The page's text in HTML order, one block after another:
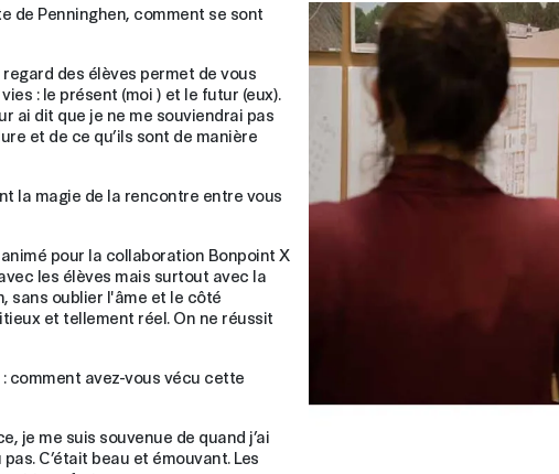
de Penninghen, comment se sont
regard des élèves permet de vous
: le présent (moi ) et le futur (eux).
ai dit que je ne me souviendrai pas
et de ce qu’ils sont de manière
la magie de la rencontre entre vous
pour la collaboration Bonpoint X
les élèves mais surtout avec la
sans oublier l'âme et le côté
et tellement réel. On ne réussit
comment avez-vous vécu cette
je me suis souvenue de quand j’ai
C’était beau et émouvant. Les